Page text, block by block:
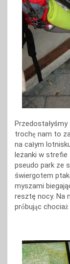
Przedostałyśmy
trochę nam to
na całym
leżanki w
pseudo park ze
świergotem ptak
myszami
resztę nocy. Na
próbując chociaż